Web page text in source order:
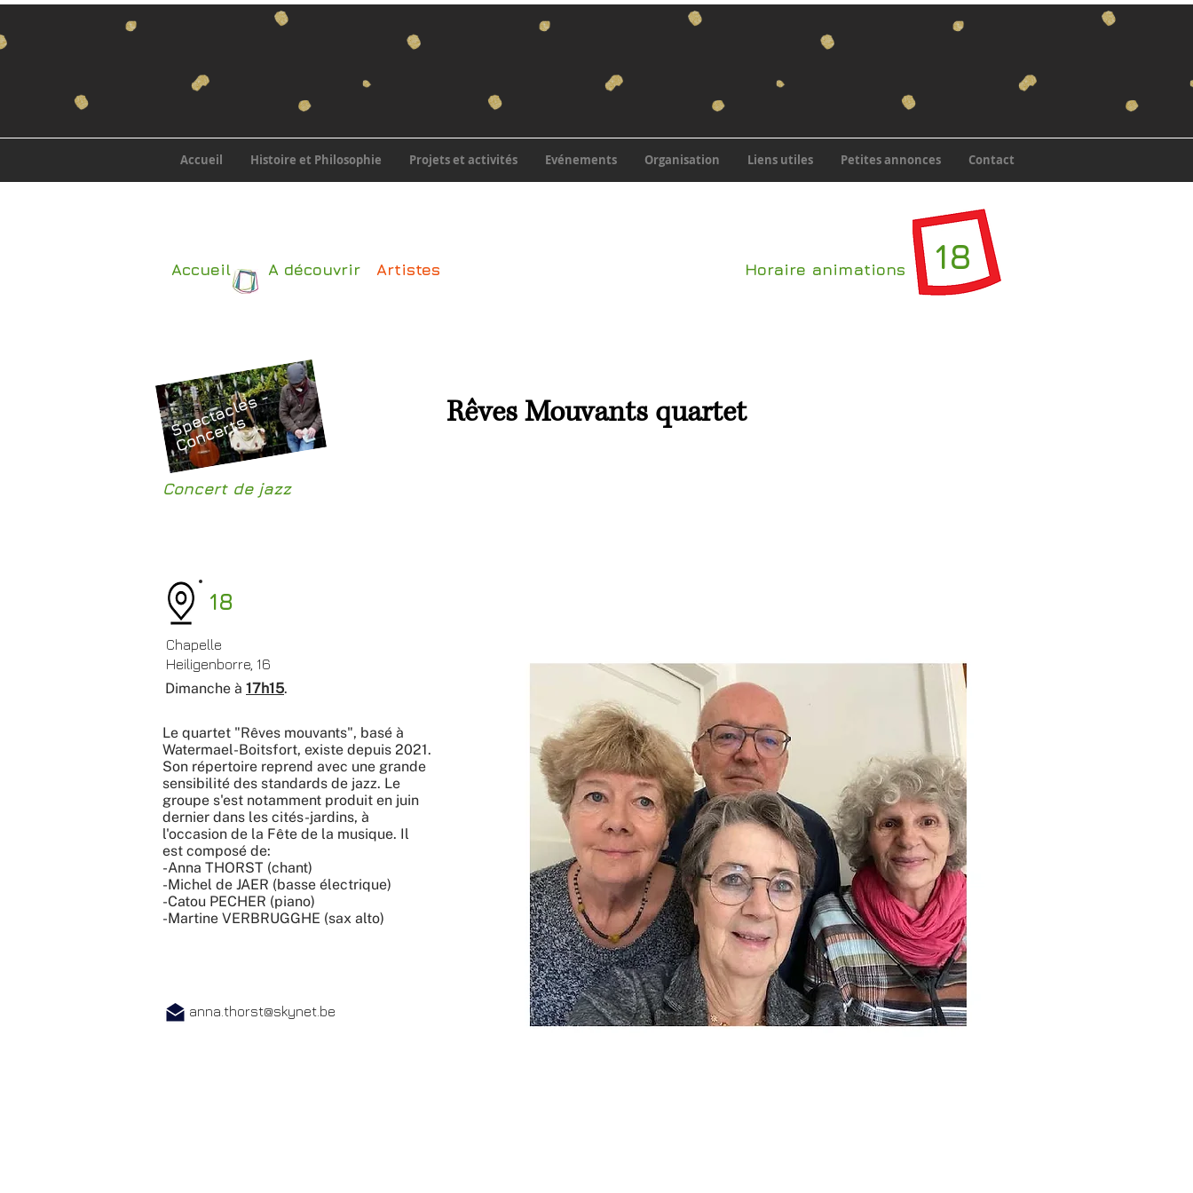
Accueil Histoire et Philosophie Projets et activités Evénements Organisation Liens utiles Petites annonces Contact
A découvrir
Accueil Artistes Horaire animations 18
S
p
e
c
t
a
c
l
e
s
-
C
o
n
c
e
r
t
s
Rêves Mouvants quartet
Concert de jazz
18
Chapelle
Heiligenborre, 16
Dimanche à 17h15.
Le quartet "Rêves mouvants", basé à
Watermael-Boitsfort, existe depuis 2021.
Son répertoire reprend avec une grande
sensibilité des standards de jazz. Le
groupe s'est notamment produit en juin
dernier dans les cités-jardins, à
l'occasion de la Fête de la musique. Il
est composé de:
-Anna THORST (chant)
-Michel de JAER (basse électrique)
-Catou PECHER (piano)
-Martine VERBRUGGHE (sax alto)
anna.thorst@skynet.be